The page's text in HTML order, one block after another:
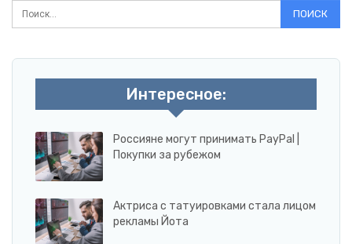
Интересное:
Россияне могут принимать PayPal |
Покупки за рубежом
Актриса с татуировками стала лицом
рекламы Йота